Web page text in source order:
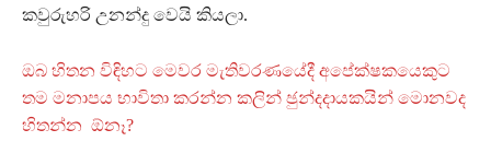
කවුරුහරි උනන්දු වෙයි කියලා.
ඔබ හිතන විඳිහට මෙවර මැතිවරණයේදී අපේක්ෂකයෙකුට
තම මනාපය භාවිතා කරන්න කලින් ඡුන්දදායකයින් මොනවද
හිතන්න ඕනෑ?